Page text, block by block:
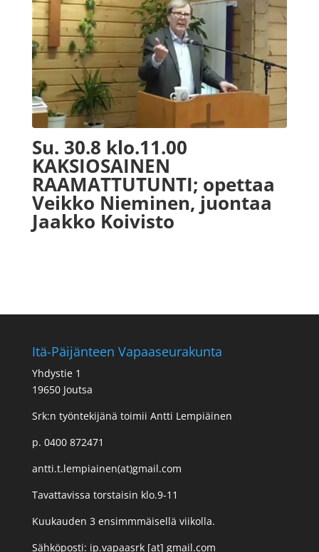
Su. 30.8 klo.11.00
KAKSIOSAINEN
RAAMATTUTUNTI; opettaa
Veikko Nieminen, juontaa
Jaakko Koivisto
Itä-Päijänteen Vapaaseurakunta
Yhdystie 1
19650 Joutsa
Srk:n työntekijänä toimii Antti Lempiäinen
p. 0400 872471
antti.t.lempiainen(at)gmail.com
Tavattavissa torstaisin klo.9-11
Kuukauden 3 ensimmmäisellä viikolla.
Sähköposti: ip.vapaasrk [at] gmail.com